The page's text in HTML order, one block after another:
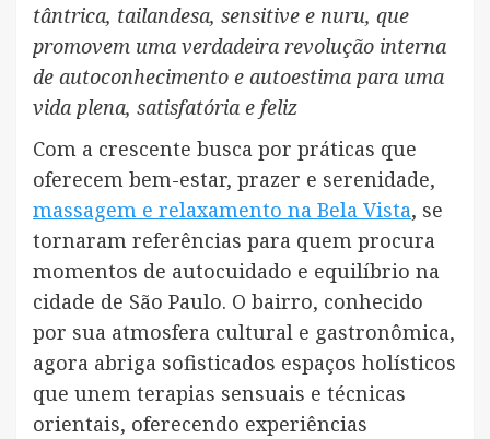
tântrica, tailandesa, sensitive e nuru, que
promovem uma verdadeira revolução interna
de autoconhecimento e autoestima para uma
vida plena, satisfatória e feliz
Com a crescente busca por práticas que
oferecem bem-estar, prazer e serenidade,
massagem e relaxamento na Bela Vista, se
tornaram referências para quem procura
momentos de autocuidado e equilíbrio na
cidade de São Paulo. O bairro, conhecido
por sua atmosfera cultural e gastronômica,
agora abriga sofisticados espaços holísticos
que unem terapias sensuais e técnicas
orientais, oferecendo experiências